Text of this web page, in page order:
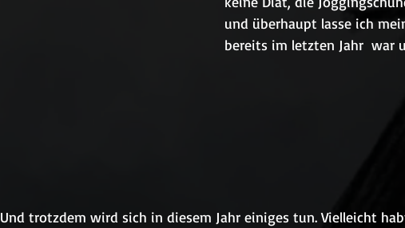
und überhaupt lasse ich
bereits im letzten Jahr  war
Und trotzdem wird sich in diesem Jahr einiges tun. Vielleicht